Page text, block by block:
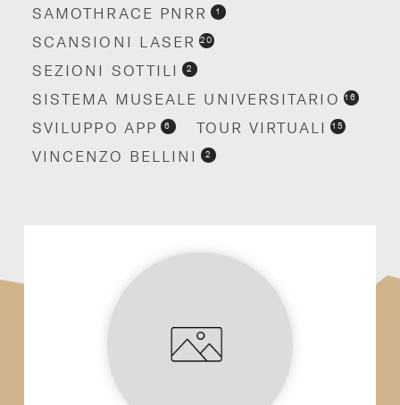
SAMOTHRACE PNRR 1
SCANSIONI LASER 20
SEZIONI SOTTILI 2
SISTEMA MUSEALE UNIVERSITARIO 16
SVILUPPO APP 6 TOUR VIRTUALI 15
VINCENZO BELLINI 2